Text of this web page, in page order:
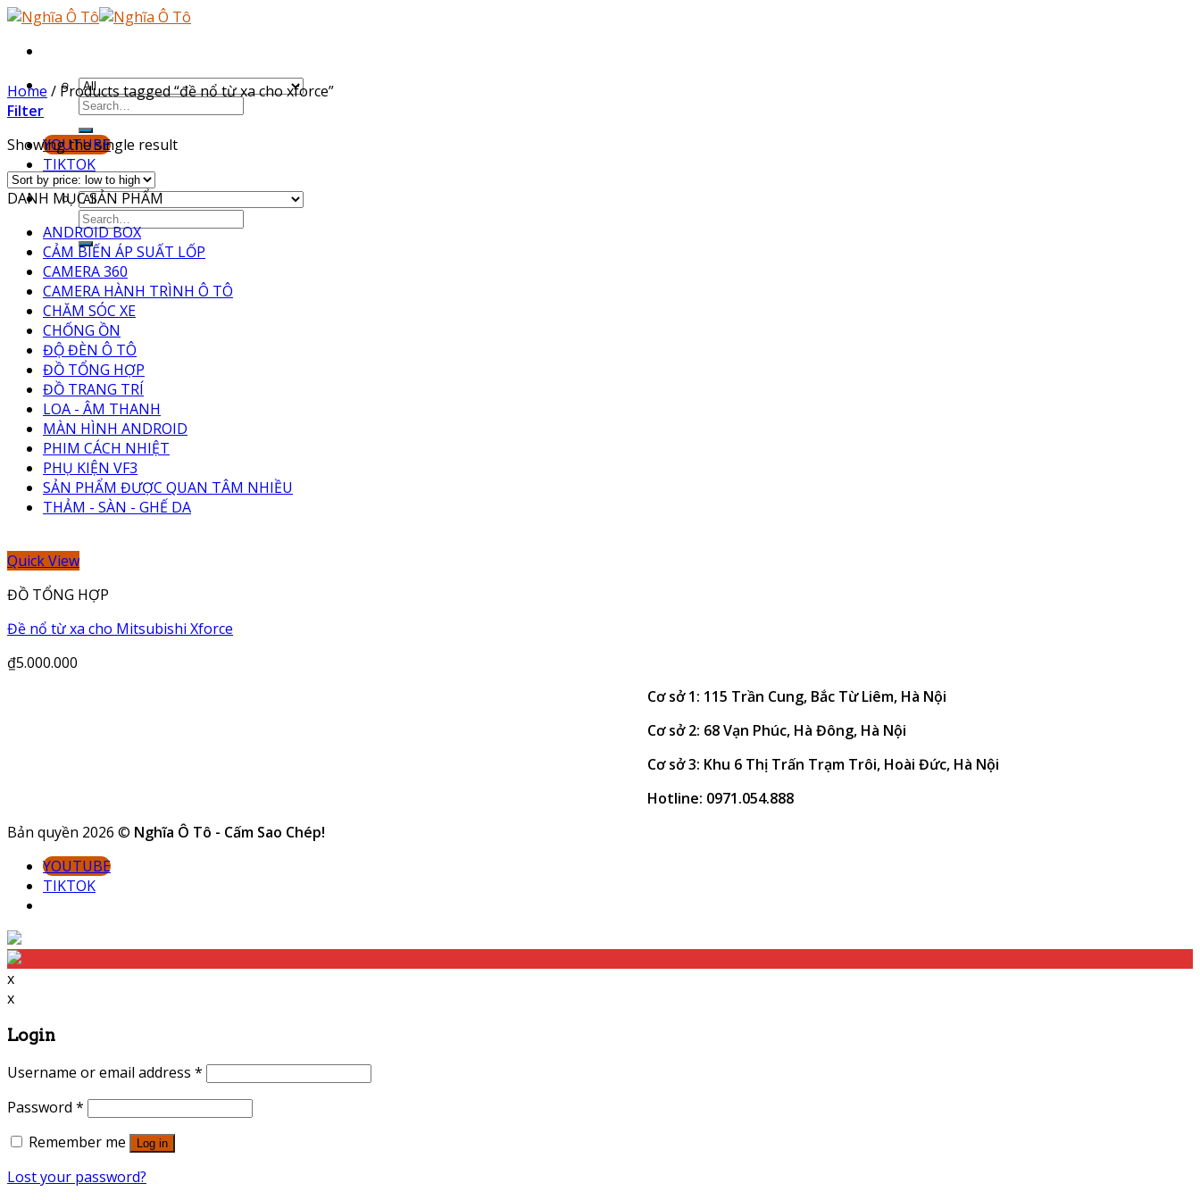
Skip
content
YOUTUBE
TIKTOK
Home / Products tagged “đề nổ từ xa cho xforce”
Filter
Showing the single result
DANH MỤC SẢN PHẨM
ANDROID BOX
CẢM BIẾN ÁP SUẤT LỐP
CAMERA 360
CAMERA HÀNH TRÌNH Ô TÔ
CHĂM SÓC XE
CHỐNG ỒN
ĐỘ ĐÈN Ô TÔ
ĐỒ TỔNG HỢP
ĐỒ TRANG TRÍ
LOA - ÂM THANH
MÀN HÌNH ANDROID
PHIM CÁCH NHIỆT
PHỤ KIỆN VF3
SẢN PHẨM ĐƯỢC QUAN TÂM NHIỀU
THẢM - SÀN - GHẾ DA
Quick View
ĐỒ TỔNG HỢP
Đề nổ từ xa cho Mitsubishi Xforce
₫5.000.000
Cơ sở 1: 115 Trần Cung, Bắc Từ Liêm, Hà Nội
Cơ sở 2: 68 Vạn Phúc, Hà Đông, Hà Nội
Cơ sở 3: Khu 6 Thị Trấn Trạm Trôi, Hoài Đức, Hà Nội
Hotline: 0971.054.888
Bản quyền 2026 © Nghĩa Ô Tô - Cấm Sao Chép!
YOUTUBE
TIKTOK
x
x
Login
Username or email address *
Password *
Remember me
Log in
Lost your password?